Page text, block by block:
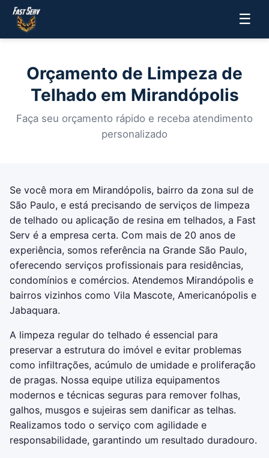
☰
Orçamento de Limpeza de
Telhado em Mirandópolis
Faça seu orçamento rápido e receba atendimento
personalizado
Se você mora em Mirandópolis, bairro da zona sul de
São Paulo, e está precisando de serviços de limpeza
de telhado ou aplicação de resina em telhados, a Fast
Serv é a empresa certa. Com mais de 20 anos de
experiência, somos referência na Grande São Paulo,
oferecendo serviços profissionais para residências,
condomínios e comércios. Atendemos Mirandópolis e
bairros vizinhos como Vila Mascote, Americanópolis e
Jabaquara.
A limpeza regular do telhado é essencial para
preservar a estrutura do imóvel e evitar problemas
como infiltrações, acúmulo de umidade e proliferação
de pragas. Nossa equipe utiliza equipamentos
modernos e técnicas seguras para remover folhas,
galhos, musgos e sujeiras sem danificar as telhas.
Realizamos todo o serviço com agilidade e
responsabilidade, garantindo um resultado duradouro.